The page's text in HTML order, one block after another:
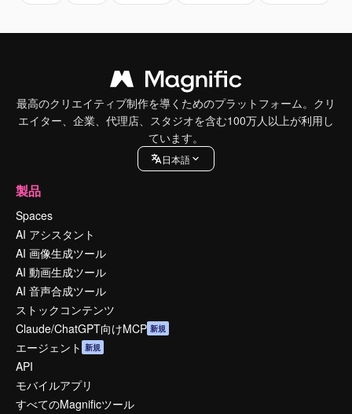
最高のクリエイティブ制作を導くためのプラットフォーム。クリ
エイター、企業、代理店、スタジオを含む100万人以上が利用し
ています。
日本語
製品
Spaces
AI アシスタント
AI 画像生成ツール
AI 動画生成ツール
AI 音声合成ツール
ストックコンテンツ
Claude/ChatGPT向けMCP 新規
エージェント 新規
API
モバイルアプリ
すべてのMagnificツール